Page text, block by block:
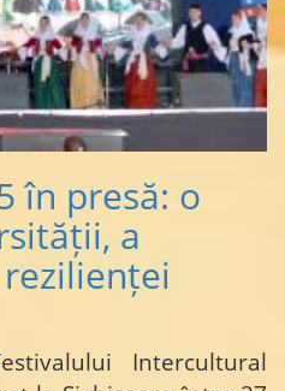
în presă: o
a
Intercultural